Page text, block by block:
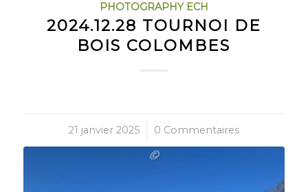
PHOTOGRAPHY ECH
2024.12.28 TOURNOI DE
BOIS COLOMBES
21 janvier 2025
/ 0 Commentaires